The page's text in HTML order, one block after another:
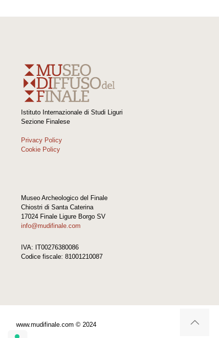
Istituto Internazionale di Studi Liguri
Sezione Finalese
Privacy Policy
Cookie Policy
Museo Archeologico del Finale
Chiostri di Santa Caterina
17024 Finale Ligure Borgo SV
info@mudifinale.com
IVA: IT00276380086
Codice fiscale: 81001210087
www.mudifinale.com © 2024